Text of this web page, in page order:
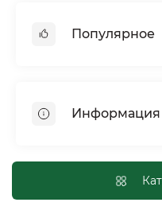
Популярное
Птицы
Рептилии
Информация
Оплата и доставка
Политика